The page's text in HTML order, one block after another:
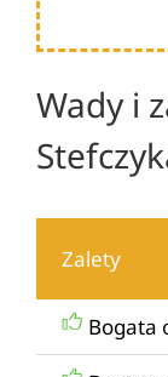
Wady i
Zalety
Bogata